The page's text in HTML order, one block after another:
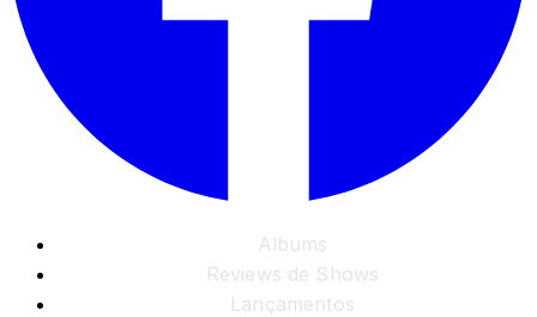
Albums
Reviews de Shows
Lançamentos